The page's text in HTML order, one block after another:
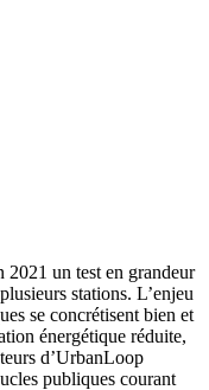
un test en grandeur
stations. L’enjeu
se concrétisent bien et
énergétique réduite,
d’UrbanLoop
publiques courant